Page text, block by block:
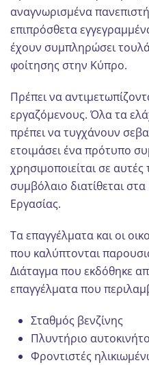
αναγνωρισμένα
επιπρόσθετα
έχουν συμπληρώσει
φοίτησης στην Κύπρο.
Πρέπει να
εργαζόμενους. Όλα τα
πρέπει να τυγχάνουν
ετοιμάσει ένα πρότυπο
χρησιμοποιείται σε
συμβόλαιο διατίθεται
Εργασίας.
Τα επαγγέλματα και οι
που καλύπτονται
Διάταγμα που εκδόθηκε
επαγγέλματα που
Σταθμός βενζίνης
Πλυντήριο
Φροντιστές